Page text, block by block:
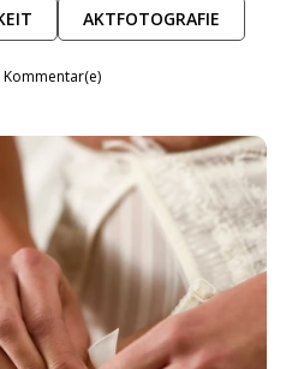
AKTFOTOGRAFIE
Kommentar(e)